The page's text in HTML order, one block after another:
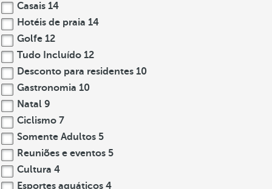
Casais 14
Hotéis de praia 14
Golfe 12
Tudo Incluído 12
Desconto para residentes 10
Gastronomia 10
Natal 9
Ciclismo 7
Somente Adultos 5
Reuniões e eventos 5
Cultura 4
Esportes aquáticos 4